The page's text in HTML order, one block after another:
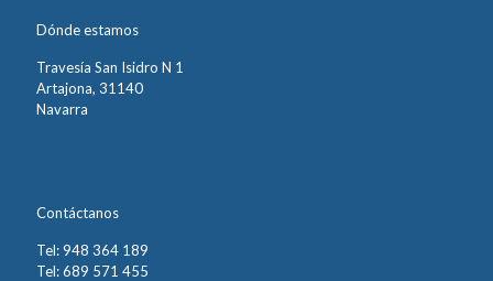
Dónde estamos
Travesía San Isidro N 1
Artajona, 31140
Navarra
Contáctanos
Tel: 948 364 189
Tel: 689 571 455